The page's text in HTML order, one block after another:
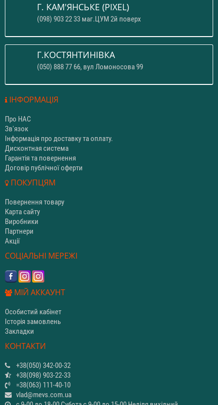
Г. КАМ'ЯНСЬКЕ (PIXEL)
(098) 903 22 33 маг.ЦУМ 2й поверх
Г.КОСТЯНТИНІВКА
(050) 888 77 66, вул Ломоносова 99
ІНФОРМАЦІЯ
Про НАС
Зв'язок
Інформація про доставку та оплату.
Дисконтная система
Гарантія та повернення
Договір публічної оферти
ПОКУПЦЯМ
Повернення товару
Карта сайту
Виробники
Партнери
Акції
СОЦІАЛЬНІ МЕРЕЖІ
МІЙ АККАУНТ
Особистий кабінет
Історія замовлень
Закладки
КОНТАКТИ
+38(050) 342-00-32
+38(098) 903-22-33
=38(063) 111-40-10
vlad@mevs.com.ua